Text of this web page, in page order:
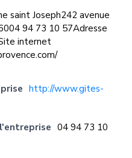
saint Joseph242 avenue
94 73 10 57Adresse
internet
http://www.gites-
04 94 73 10